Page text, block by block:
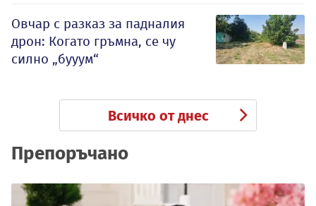
Овчар с разказ за падналия
дрон: Когато гръмна, се чу
силно „бууум“
Всичко от днес
Препоръчано